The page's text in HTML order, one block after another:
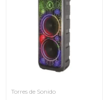
Torres de Sonido